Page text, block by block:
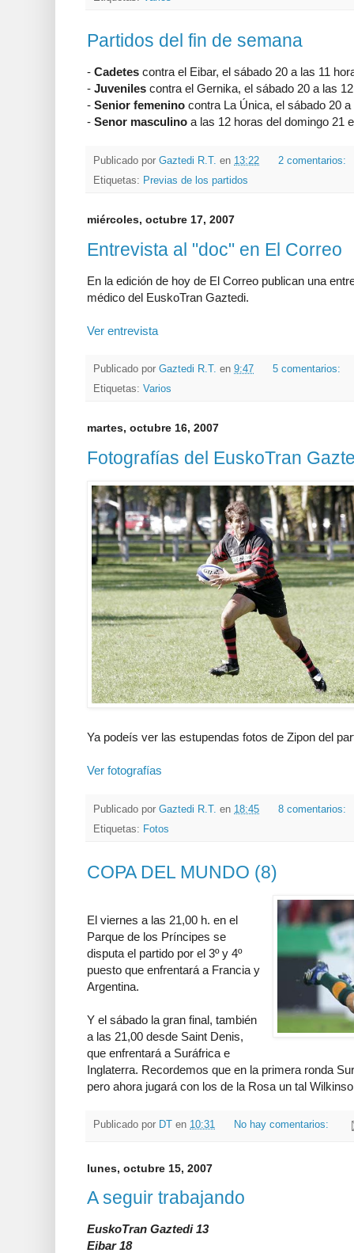
Partidos del fin de semana
- Cadetes contra el Eibar, el sábado 20 a las 11
- Juveniles contra el Gernika, el sábado 20 a las
- Senior femenino contra La Única, el sábado 20
- Senor masculino a las 12 horas del domingo 21
Publicado por Gaztedi R.T. en 13:22
2 comentarios:
Etiquetas: Previas de los partidos
miércoles, octubre 17, 2007
Entrevista al "doc" en El Correo
En la edición de hoy de El Correo publican una
médico del EuskoTran Gaztedi.
Ver entrevista
Publicado por Gaztedi R.T. en 9:47
5 comentarios:
Etiquetas: Varios
martes, octubre 16, 2007
Fotografías del EuskoTran
Ya podeís ver las estupendas fotos de Zipon del
Ver fotografías
Publicado por Gaztedi R.T. en 18:45
8 comentarios:
Etiquetas: Fotos
COPA DEL MUNDO (8)
El viernes a las 21,00 h. en el
Parque de los Príncipes se
disputa el partido por el 3º y 4º
puesto que enfrentará a Francia y
Argentina.
Y el sábado la gran final, también
a las 21,00 desde Saint Denis,
que enfrentará a Suráfrica e
Inglaterra. Recordemos que en la primera ronda
pero ahora jugará con los de la Rosa un tal
Publicado por DT en 10:31 No hay comentarios:
lunes, octubre 15, 2007
A seguir trabajando
EuskoTran Gaztedi 13
Eibar 18